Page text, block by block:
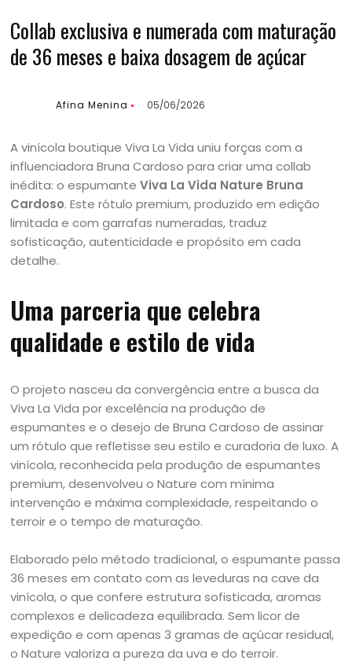
Collab exclusiva e numerada com maturação
de 36 meses e baixa dosagem de açúcar
Afina Menina 05/06/2026
A vinícola boutique Viva La Vida uniu forças com a
influenciadora Bruna Cardoso para criar uma collab
inédita: o espumanteViva La Vida Nature Bruna
Cardoso. Este rótulo premium, produzido em edição
limitada e com garrafas numeradas, traduz
sofisticação, autenticidade e propósito em cada
detalhe.
Uma parceria que celebra
qualidade e estilo de vida
O projeto nasceu da convergência entre a busca da
Viva La Vida por excelência na produção de
espumantes e o desejo de Bruna Cardoso de assinar
um rótulo que refletisse seu estilo e curadoria de luxo. A
vinícola, reconhecida pela produção de espumantes
premium, desenvolveu o Nature com mínima
intervenção e máxima complexidade, respeitando o
terroir e o tempo de maturação.
Elaborado pelo método tradicional, o espumante passa
36 meses em contato com as leveduras na cave da
vinícola, o que confere estrutura sofisticada, aromas
complexos e delicadeza equilibrada. Sem licor de
expedição e com apenas 3 gramas de açúcar residual,
o Nature valoriza a pureza da uva e do terroir.